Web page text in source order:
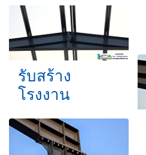
รับสร้าง
โรงงาน